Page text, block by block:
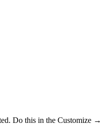
Do this in the Customize →